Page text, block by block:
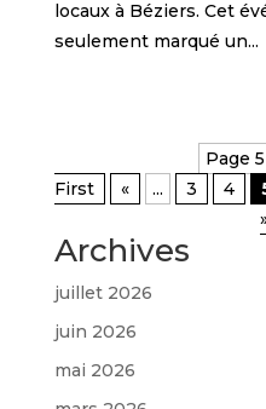
locaux à Béziers. Cet
seulement marqué un...
Page
First
« ... 3 4
Archives
juillet 2026
juin 2026
mai 2026